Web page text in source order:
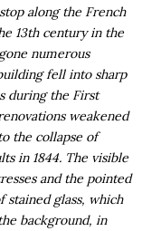
along the French
13th century in the
numerous
fell into sharp
during the First
weakened
the collapse of
in 1844. The visible
and the pointed
stained glass, which
background, in